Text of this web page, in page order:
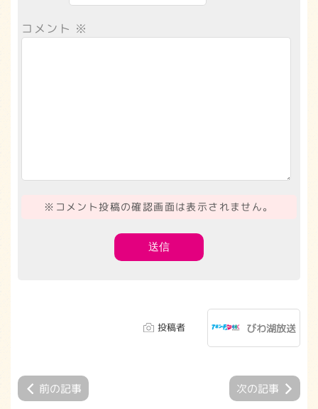
コメント ※
※コメント投稿の確認画面は表示されません。
投稿者 びわ湖放送
前の記事 次の記事